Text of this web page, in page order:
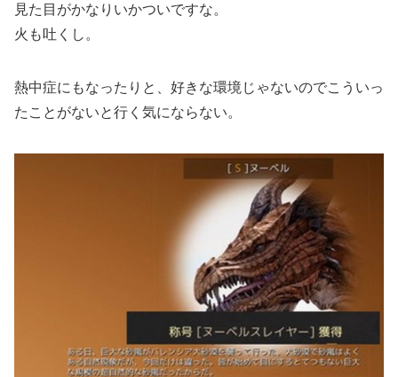
見た目がかなりいかついですな。
火も吐くし。
熱中症にもなったりと、好きな環境じゃないのでこういっ
たことがないと行く気にならない。